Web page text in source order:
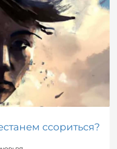
может остаться
МУЖСКОЕ,ОБ ОТНОШЕНИЯХ
ссориться?